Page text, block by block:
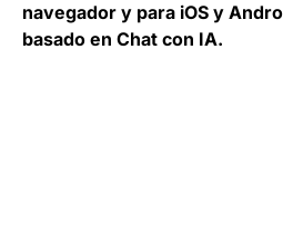
navegador y para iOS y
basado en Chat con IA.